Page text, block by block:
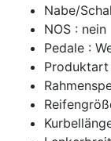
Nabe/
NOS : nein
Pedale :
Produktart